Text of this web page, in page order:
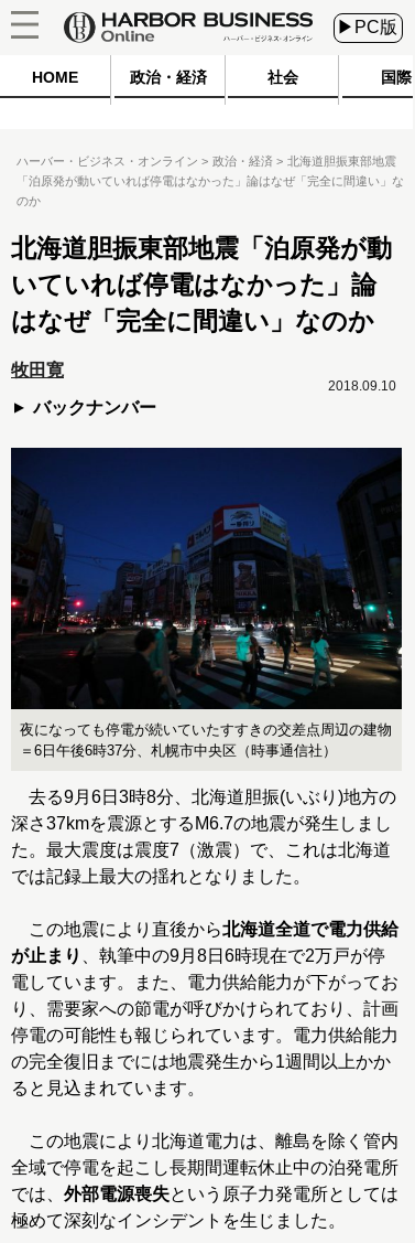
▶PC版
HOME 政治・経済 社会 国際
ハーバー・ビジネス・オンライン 政治・経済
北海道胆振東部地震
「泊原発が動いていれば停電はなかった」論はなぜ「完全に間違い」な
のか
北海道胆振東部地震「泊原発が動
いていれば停電はなかった」論
はなぜ「完全に間違い」なのか
牧田寛
バックナンバー
2018.09.10
夜になっても停電が続いていたすすきの交差点周辺の建物
＝6日午後6時37分、札幌市中央区（時事通信社）
去る9月6日3時8分、北海道胆振(いぶり)地方の
深さ37kmを震源とするM6.7の地震が発生しまし
た。最大震度は震度7（激震）で、これは北海道
では記録上最大の揺れとなりました。
この地震により直後から北海道全道で電力供給
が止まり
、執筆中の9月8日6時現在で2万戸が停
電しています。また、電力供給能力が下がってお
り、需要家への節電が呼びかけられており、計画
停電の可能性も報じられています。電力供給能力
の完全復旧までには地震発生から1週間以上かか
ると見込まれています。
この地震により北海道電力は、離島を除く管内
全域で停電を起こし長期間運転休止中の泊発電所
では、 外部電源喪失という原子力発電所としては
極めて深刻なインシデントを生じました。